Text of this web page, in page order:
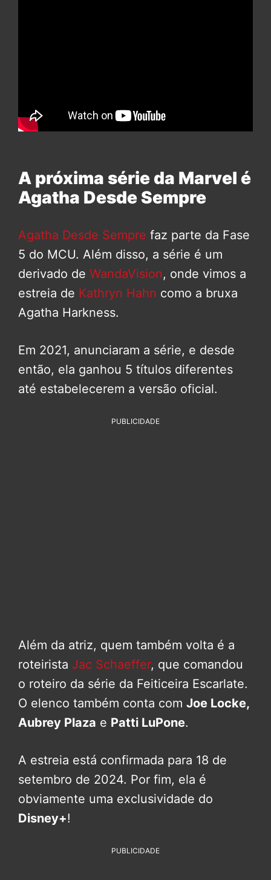
A próxima série da Marvel é
Agatha Desde Sempre
Agatha Desde Sempre faz parte da Fase
5 do MCU. Além disso, a série é um
derivado de WandaVision, onde vimos a
estreia de Kathryn Hahn como a bruxa
Agatha Harkness.
Em 2021, anunciaram a série, e desde
então, ela ganhou 5 títulos diferentes
até estabelecerem a versão oficial.
PUBLICIDADE
Além da atriz, quem também volta é a
roteirista Jac Schaeffer, que comandou
o roteiro da série da Feiticeira Escarlate.
O elenco também conta com Joe Locke,
Aubrey Plaza e Patti LuPone.
A estreia está confirmada para 18 de
setembro de 2024. Por fim, ela é
obviamente uma exclusividade do
Disney+!
PUBLICIDADE